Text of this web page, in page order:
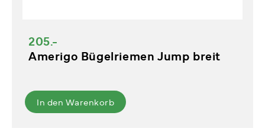
205.-
Amerigo Bügelriemen Jump breit
In den Warenkorb